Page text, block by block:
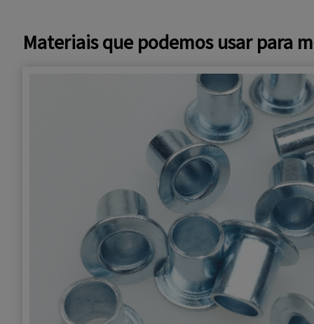
Materiais que podemos usar para